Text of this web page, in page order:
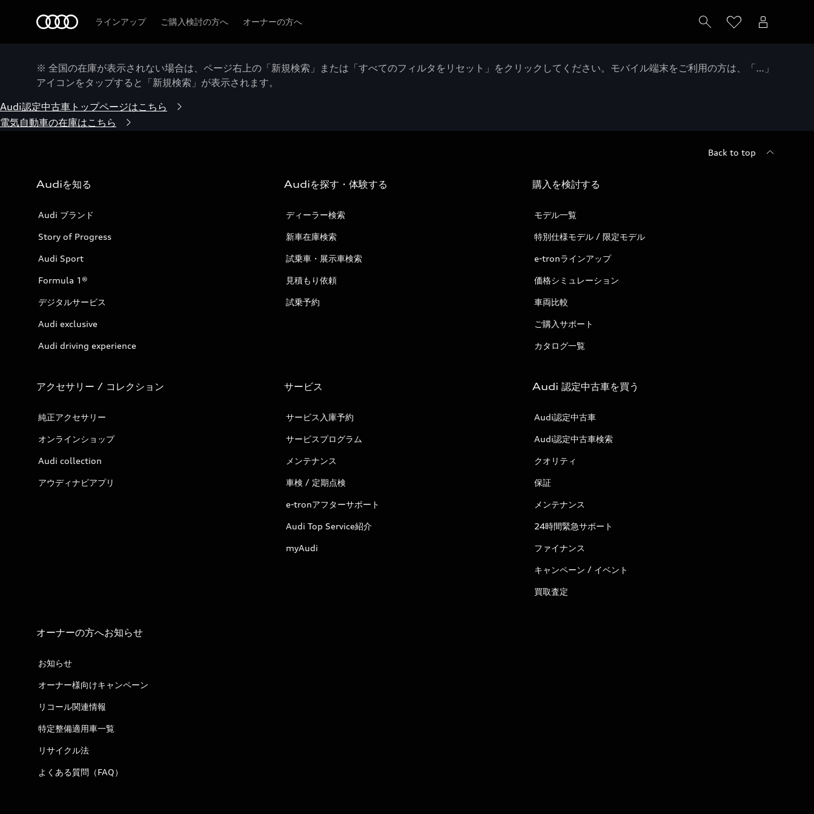
ラインアップ ご購入検討の方へ オーナーの方へ
※ 全国の在庫が表示されない場合は、ページ右上の「新規検索」または「すべてのフィルタをリセット」をクリックしてください。モバイル端末をご利用の方は、「…」
アイコンをタップすると「新規検索」が表示されます。
Audi認定中古車トップページはこちら
電気自動車の在庫はこちら
Back to top
Audiを知る
Audi ブランド
Story of Progress
Audi Sport
Formula 1®
デジタルサービス
Audi exclusive
Audi driving experience
Audiを探す・体験する
ディーラー検索
新車在庫検索
試乗車・展示車検索
見積もり依頼
試乗予約
購入を検討する
モデル一覧
特別仕様モデル / 限定モデル
e-tronラインアップ
価格シミュレーション
車両比較
ご購入サポート
カタログ一覧
アクセサリー / コレクション
純正アクセサリー
オンラインショップ
Audi collection
アウディナビアプリ
サービス
サービス入庫予約
サービスプログラム
メンテナンス
車検 / 定期点検
e-tronアフターサポート
Audi Top Service紹介
myAudi
Audi 認定中古車を買う
Audi認定中古車
Audi認定中古車検索
クオリティ
保証
メンテナンス
24時間緊急サポート
ファイナンス
キャンペーン / イベント
買取査定
オーナーの方へお知らせ
お知らせ
オーナー様向けキャンペーン
リコール関連情報
特定整備適用車一覧
リサイクル法
よくある質問（FAQ）